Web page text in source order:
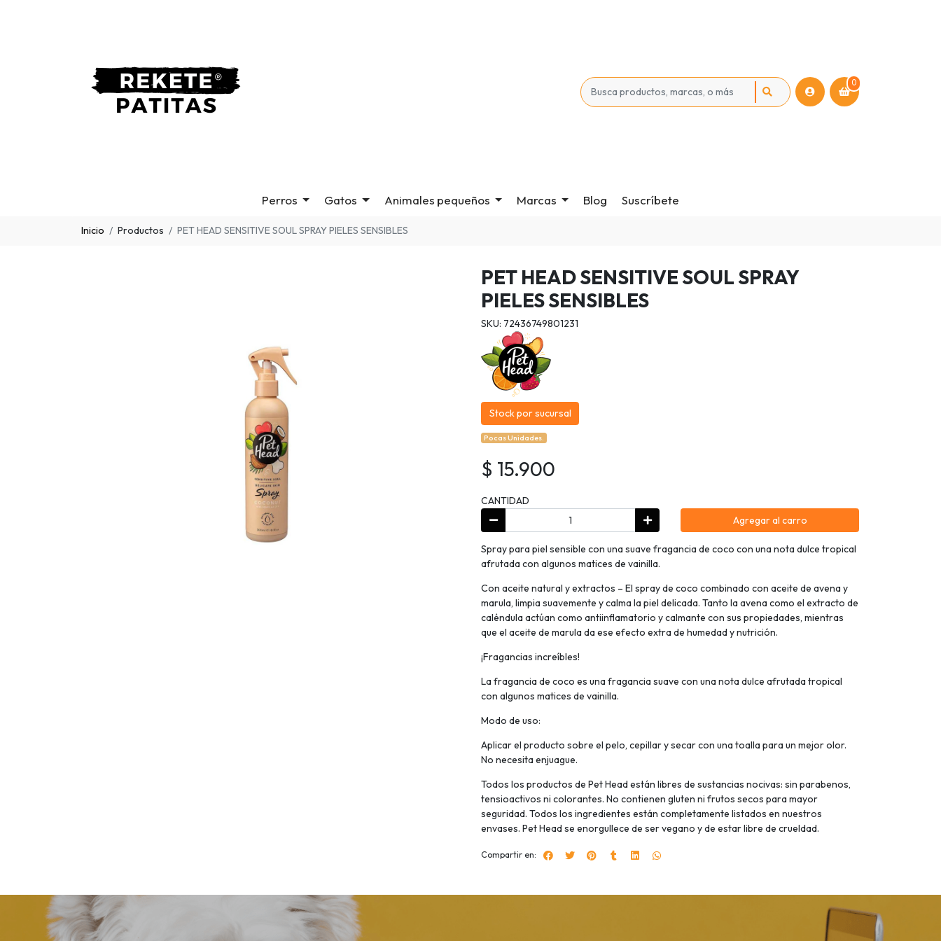
0
Perros Gatos Animales pequeños Marcas Blog Suscríbete
Inicio Productos PET HEAD SENSITIVE SOUL SPRAY PIELES SENSIBLES
PET HEAD SENSITIVE SOUL SPRAY
PIELES SENSIBLES
SKU: 72436749801231
Stock por sucursal
Pocas Unidades.
$ 15.900
CANTIDAD
Agregar al carro
Spray para piel sensible con una suave fragancia de coco con una nota dulce tropical
afrutada con algunos matices de vainilla.
Con aceite natural y extractos – El spray de coco combinado con aceite de avena y
marula, limpia suavemente y calma la piel delicada. Tanto la avena como el extracto de
caléndula actúan como antiinflamatorio y calmante con sus propiedades, mientras
que el aceite de marula da ese efecto extra de humedad y nutrición.
¡Fragancias increíbles!
La fragancia de coco es una fragancia suave con una nota dulce afrutada tropical
con algunos matices de vainilla.
Modo de uso:
Aplicar el producto sobre el pelo, cepillar y secar con una toalla para un mejor olor.
No necesita enjuague.
Todos los productos de Pet Head están libres de sustancias nocivas: sin parabenos,
tensioactivos ni colorantes. No contienen gluten ni frutos secos para mayor
seguridad. Todos los ingredientes están completamente listados en nuestros
envases. Pet Head se enorgullece de ser vegano y de estar libre de crueldad.
Compartir en: